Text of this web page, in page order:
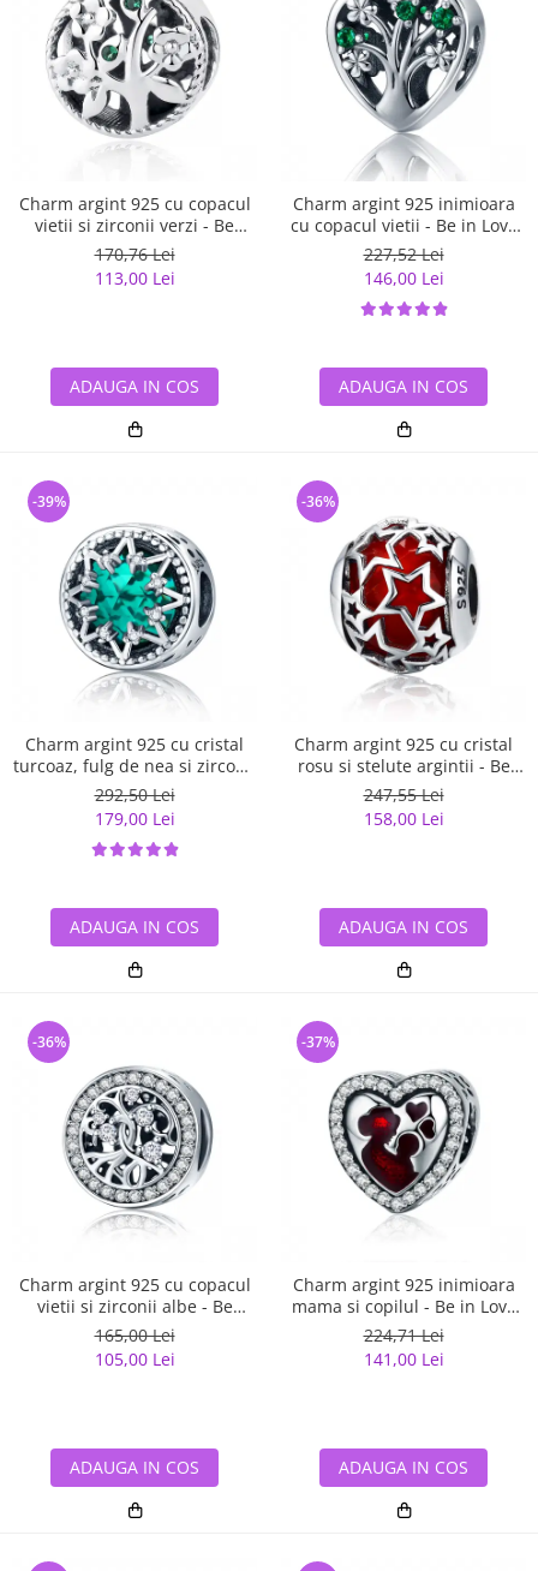
Charm argint 925 cu copacul
vietii si zirconii verzi - Be
Nature PST0059
170,76 Lei
113,00 Lei
ADAUGA IN COS
Charm argint 925 inimioara
cu copacul vietii - Be in Love
PST0105
227,52 Lei
146,00 Lei
ADAUGA IN COS
Charm argint 925 cu cristal
turcoaz, fulg de nea si zirconii
albe - Be Nature PST0110
292,50 Lei
179,00 Lei
-39%
ADAUGA IN COS
Charm argint 925 cu cristal
rosu si stelute argintii - Be
Nature PST0115
247,55 Lei
158,00 Lei
-36%
ADAUGA IN COS
Charm argint 925 cu copacul
vietii si zirconii albe - Be
Nature PST0120
165,00 Lei
105,00 Lei
-36%
ADAUGA IN COS
Charm argint 925 inimioara
mama si copilul - Be in Love
PST0122
224,71 Lei
141,00 Lei
-37%
ADAUGA IN COS